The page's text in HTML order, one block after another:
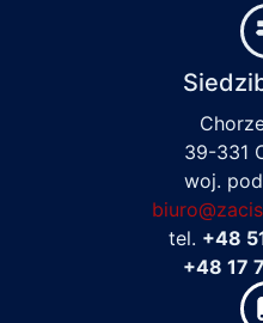
39-331
woj.
tel. +48
+48 17